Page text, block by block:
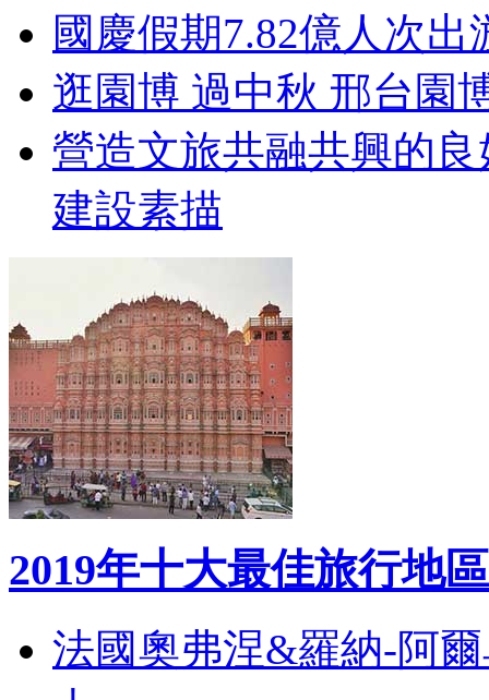
國慶假期7.82億人次
逛園博 過中秋 邢台園
營造文旅共融共興的
建設素描
2019年十大最佳旅行地區
法國奧弗涅&羅納-阿